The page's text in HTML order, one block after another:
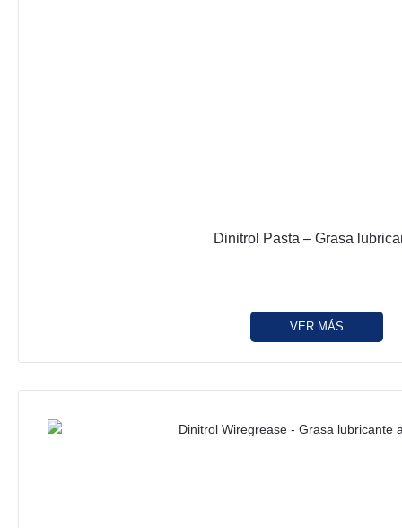
Dinitrol Pasta – Grasa
VER MÁS